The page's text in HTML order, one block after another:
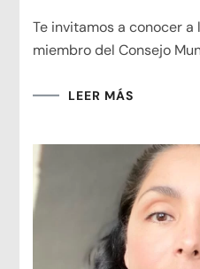
Te invitamos a conocer
miembro del Consejo
LEER MÁS